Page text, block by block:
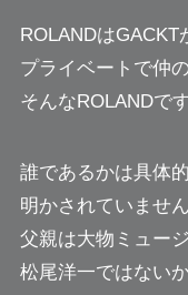
ROLANDはGACKT
プライベートで仲
そんなROLANDで
誰であるかは具体
明かされていませ
父親は大物ミュー
松尾洋一ではない